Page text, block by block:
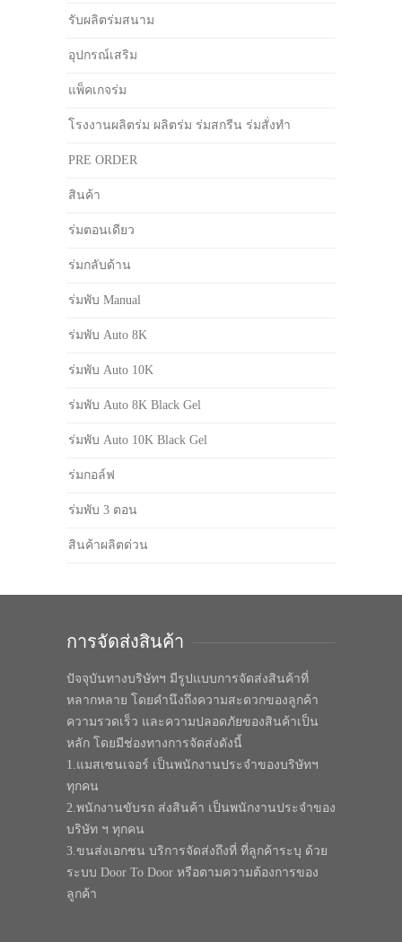
รับผลิตร่มสนาม
อุปกรณ์เสริม
แพ็คเกจร่ม
โรงงานผลิตร่ม ผลิตร่ม ร่มสกรีน ร่มสั่งทำ
PRE ORDER
สินค้า
ร่มตอนเดียว
ร่มกลับด้าน
ร่มพับ Manual
ร่มพับ Auto 8K
ร่มพับ Auto 10K
ร่มพับ Auto 8K Black Gel
ร่มพับ Auto 10K Black Gel
ร่มกอล์ฟ
ร่มพับ 3 ตอน
สินค้าผลิตด่วน
การจัดส่งสินค้า
ปัจจุบันทางบริษัทฯ มีรูปแบบการจัดส่งสินค้าที่
หลากหลาย โดยคำนึงถึงความสะดวกของลูกค้า
ความรวดเร็ว และความปลอดภัยของสินค้าเป็น
หลัก โดยมีช่องทางการจัดส่งดังนี้
1.แมสเซนเจอร์ เป็นพนักงานประจำของบริษัทฯ
ทุกคน
2.พนักงานขับรถ ส่งสินค้า เป็นพนักงานประจำของ
บริษัท ฯ ทุกคน
3.ขนส่งเอกชน บริการจัดส่งถึงที่ ที่ลูกค้าระบุ ด้วย
ระบบ Door To Door หรือตามความต้องการของ
ลูกค้า